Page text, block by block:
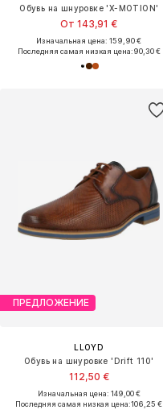
Обувь на шнуровке 'X-MOTION'
От 143,91 €
Изначальная цена: 159,90 €
Последняя самая низкая цена:90,30 €
ПРЕДЛОЖЕНИЕ
LLOYD
Обувь на шнуровке 'Drift 110'
112,50 €
Изначальная цена: 149,00 €
Последняя самая низкая цена:106,25 €